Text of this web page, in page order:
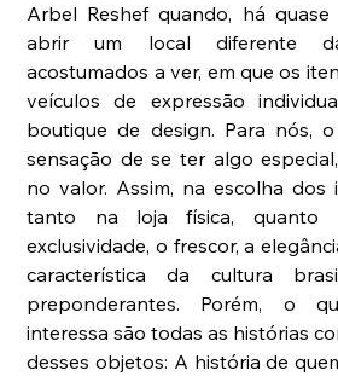
Arbel Reshef quando, há quase
abrir um local diferente
acostumados a ver, em que os
veículos de expressão
boutique de design. Para nós,
sensação de se ter algo
no valor. Assim, na escolha dos
tanto na loja física, quanto
exclusividade, o frescor, a
característica da cultura
preponderantes. Porém, o
interessa são todas as histórias
desses objetos: A história de